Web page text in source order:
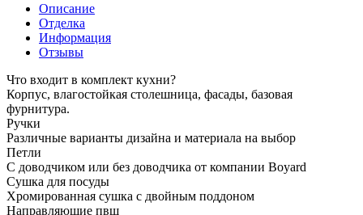
Описание
Отделка
Информация
Отзывы
Что входит в комплект кухни?
Корпус, влагостойкая столешница, фасады, базовая
фурнитура.
Ручки
Различные варианты дизайна и материала на выбор
Петли
С доводчиком или без доводчика от компании Boyard
Сушка для посуды
Хромированная сушка с двойным поддоном
Направляющие пвш